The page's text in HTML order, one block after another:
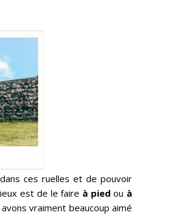
ces ruelles et de pouvoir
est de le faire à pied ou à
avons vraiment beaucoup aimé